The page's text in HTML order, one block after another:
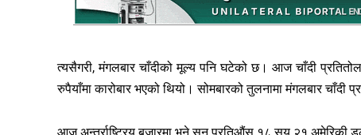
त्यसैगरी, मंगलबार चाँदीको मूल्य पनि घटेको छ। आज चाँदी
रुपैयाँमा कारोबार भएको थियो। सोमबारको तुलनामा मंगलबार चाँदी